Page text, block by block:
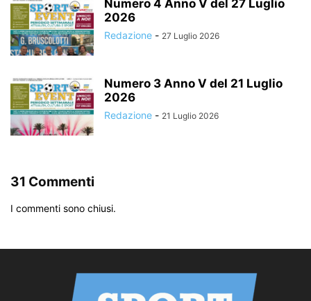
Numero 4 Anno V del 27 Luglio
2026
Redazione - 27 Luglio 2026
Numero 3 Anno V del 21 Luglio
2026
Redazione - 21 Luglio 2026
31 Commenti
I commenti sono chiusi.